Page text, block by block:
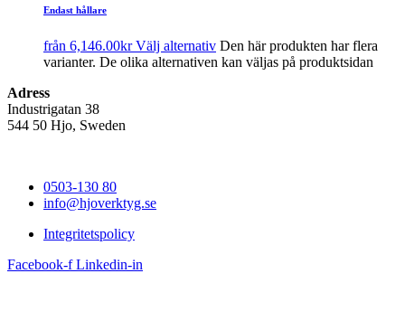
Endast hållare
från 6,146.00kr Välj alternativ Den här produkten har flera
varianter. De olika alternativen kan väljas på produktsidan
Adress
Industrigatan 38
544 50 Hjo, Sweden
0503-130 80
info@hjoverktyg.se
Integritetspolicy
Facebook-f Linkedin-in